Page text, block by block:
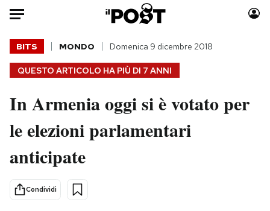
Auto
HOME
Italia
Politica
Tecnologia
Internet
Scienza
Moda
Consumismi
QUESTO ARTICOLO HA PIÙ DI 7 ANNI
BITS MONDO Domenica 9 dicembre 2018
In Armenia oggi si è votato per
le elezioni parlamentari
anticipate
Condividi